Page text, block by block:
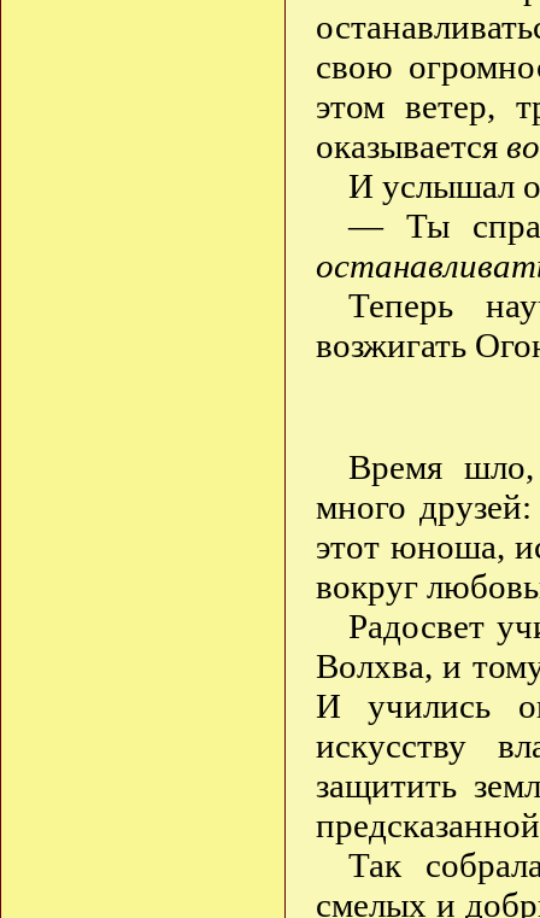
свою
этом ветер,
оказывается
И услышал
— Ты
Теперь
возжигать
Время
много
этот юноша,
вокруг
Радосвет
Волхва, и
И учились
искусству
защитить
Так
смелых и